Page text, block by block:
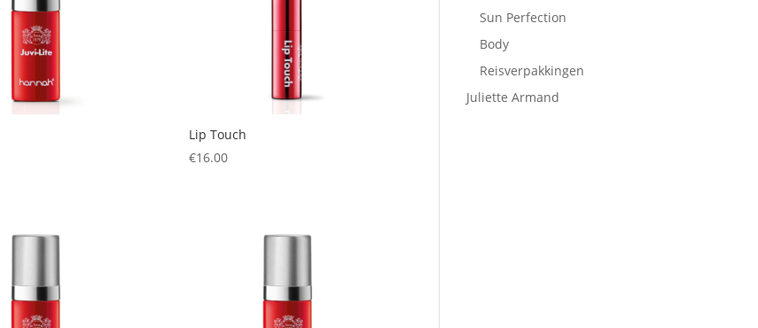
Lip Touch
€16.00
Sun Perfection
Body
Reisverpakkingen
Juliette Armand